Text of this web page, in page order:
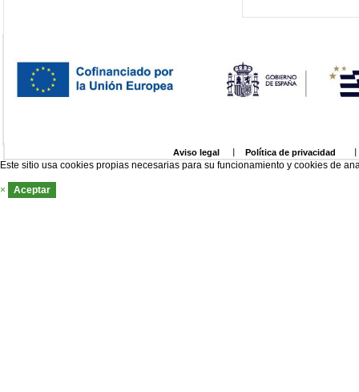
Aviso legal Política de privacidad
Este sitio usa cookies propias necesarias para su funcionamiento y cookies de
× Aceptar